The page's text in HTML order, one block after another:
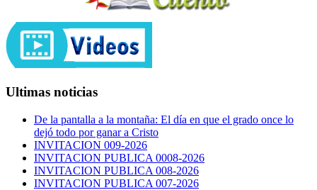
Ultimas noticias
De la pantalla a la montaña: El día en que el grado once lo
dejó todo por ganar a Cristo
INVITACION 009-2026
INVITACION PUBLICA 0008-2026
INVITACION PUBLICA 008-2026
INVITACION PUBLICA 007-2026